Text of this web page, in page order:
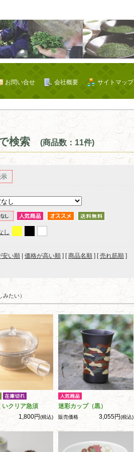
サイトマップ
会社概要
お問い合せ
検索 (商品数：11件)
し
安い順 価格が高い順 ] [商品名順 ] [売れ筋順 ]
たい）
いクリア急須
1,800円(税込)
迷彩カップ（黒）
販売価格 3,055円(税込)